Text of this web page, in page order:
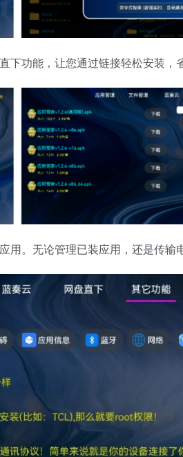
功能，让您通过链接轻松安装，
用。无论管理已装应用，还是传输